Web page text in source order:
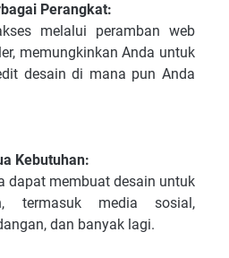
Perangkat:
melalui peramban web
memungkinkan Anda untuk
desain di mana pun Anda
Kebutuhan:
dapat membuat desain untuk
termasuk media sosial,
dan banyak lagi.